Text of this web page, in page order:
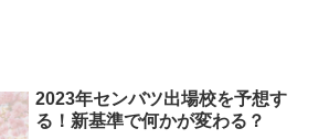
2023年センバツ出場校を予想す
る！新基準で何かが変わる？